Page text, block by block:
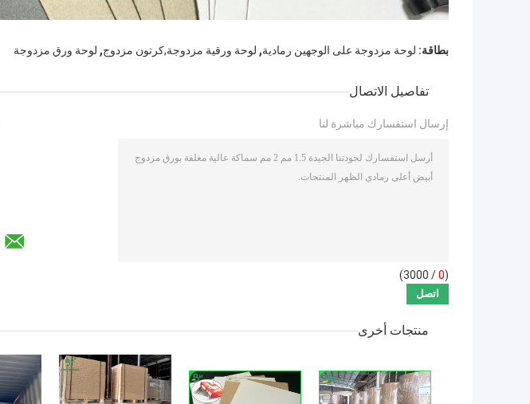
بطاقة: لوحة مزدوجة على الوجهين رمادية, لوحة ورقية مزدوجة,كرتون مزدوج, لوحة ورق مزدوجة
تفاصيل الاتصال
إرسال استفسارك مباشرة لنا
(
0
/ 3000)
منتجات أخرى